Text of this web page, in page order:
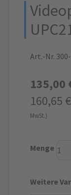
Art.-Nr.
135,00
160,65 €
MwSt.)
Menge
Weitere